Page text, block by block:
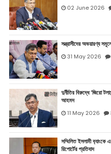
02 June 2026
সন্ত্রাসীদের অভয়ারণ্য
31 May 2026
দুর্নীতির বিরুদ্ধে ‘জিরো
আহমদ
11 May 2026
সম্মিলিত ইসলামী ব‍্যাংকে
রিপোর্টের প্রতিবাদ